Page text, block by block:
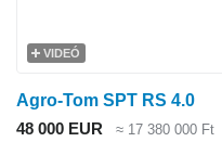
VIDEÓ
Agro-Tom SPT RS 4.0
48 000 EUR
≈ 17 380 000 Ft